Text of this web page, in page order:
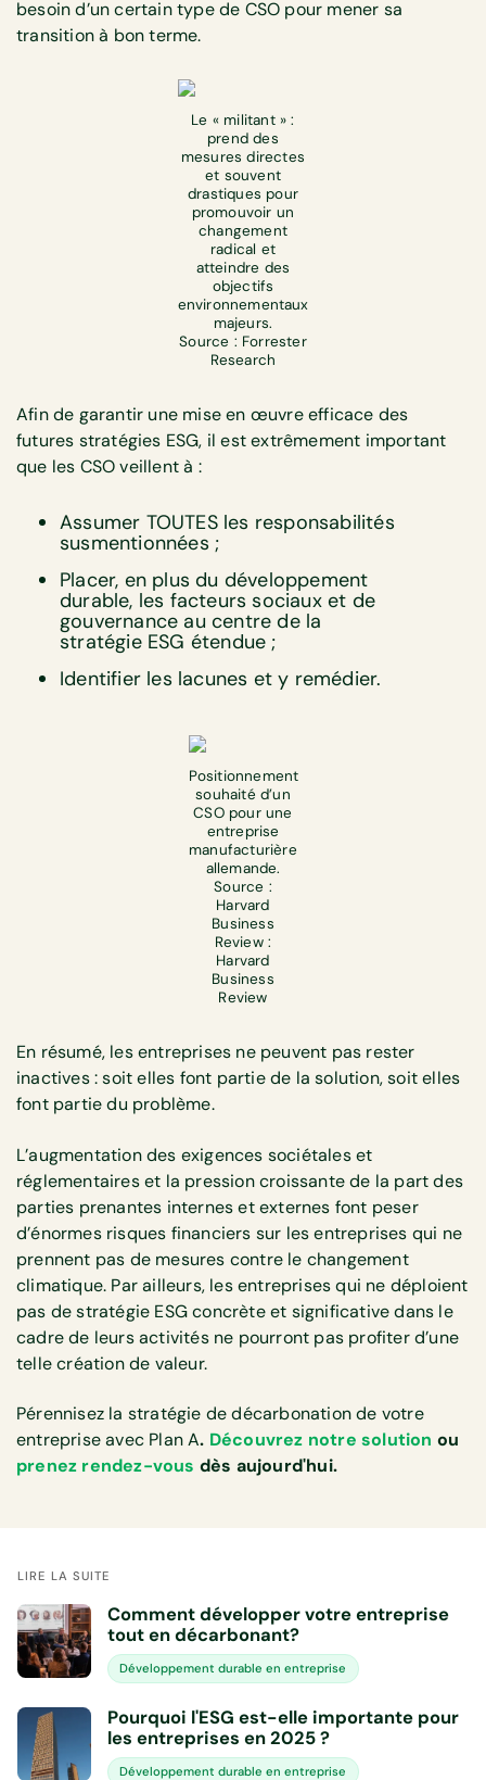
besoin d’un certain type de CSO pour mener sa
transition à bon terme.
Le « militant » :
prend des
mesures directes
et souvent
drastiques pour
promouvoir un
changement
radical et
atteindre des
objectifs
environnementaux
majeurs.
Source : Forrester
Research
Afin de garantir une mise en œuvre efficace des
futures stratégies ESG, il est extrêmement important
que les CSO veillent à :
Assumer TOUTES les responsabilités
susmentionnées ;
Placer, en plus du développement
durable, les facteurs sociaux et de
gouvernance au centre de la
stratégie ESG étendue ;
Identifier les lacunes et y remédier. ‍‍
Positionnement
souhaité d’un
CSO pour une
entreprise
manufacturière
allemande.
Source :
Harvard
Business
Review :
Harvard
Business
Review
En résumé, les entreprises ne peuvent pas rester
inactives : soit elles font partie de la solution, soit elles
font partie du problème.
L’augmentation des exigences sociétales et
réglementaires et la pression croissante de la part des
parties prenantes internes et externes font peser
d’énormes risques financiers sur les entreprises qui ne
prennent pas de mesures contre le changement
climatique. Par ailleurs, les entreprises qui ne déploient
pas de stratégie ESG concrète et significative dans le
cadre de leurs activités ne pourront pas profiter d’une
telle création de valeur.
Pérennisez la stratégie de décarbonation de votre
entreprise avec Plan A. Découvrez notre solution ou
prenez rendez-vous dès aujourd'hui.
LIRE LA SUITE
Comment développer votre entreprise
tout en décarbonant?
Développement durable en entreprise
Pourquoi l'ESG est-elle importante pour
les entreprises en 2025 ?
Développement durable en entreprise